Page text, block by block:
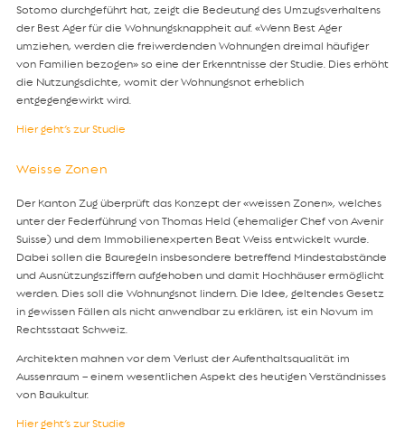
Sotomo durchgeführt hat, zeigt die Bedeutung des Umzugsverhaltens
der Best Ager für die Wohnungsknappheit auf. «Wenn Best Ager
umziehen, werden die freiwerdenden Wohnungen dreimal häufiger
von Familien bezogen» so eine der Erkenntnisse der Studie. Dies erhöht
die Nutzungsdichte, womit der Wohnungsnot erheblich
entgegengewirkt wird.
Hier geht’s zur Studie
Weisse Zonen
Der Kanton Zug überprüft das Konzept der «weissen Zonen», welches
unter der Federführung von Thomas Held (ehemaliger Chef von Avenir
Suisse) und dem Immobilienexperten Beat Weiss entwickelt wurde.
Dabei sollen die Bauregeln insbesondere betreffend Mindestabstände
und Ausnützungsziffern aufgehoben und damit Hochhäuser ermöglicht
werden. Dies soll die Wohnungsnot lindern. Die Idee, geltendes Gesetz
in gewissen Fällen als nicht anwendbar zu erklären, ist ein Novum im
Rechtsstaat Schweiz.
Architekten mahnen vor dem Verlust der Aufenthaltsqualität im
Aussenraum – einem wesentlichen Aspekt des heutigen Verständnisses
von Baukultur.
Hier geht’s zur Studie